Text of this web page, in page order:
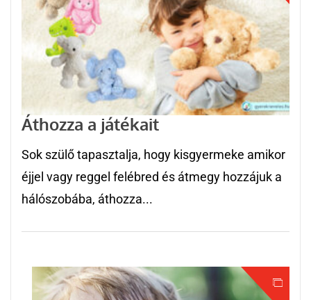
Áthozza a játékait
Sok szülő tapasztalja, hogy kisgyermeke amikor
éjjel vagy reggel felébred és átmegy hozzájuk a
hálószobába, áthozza...